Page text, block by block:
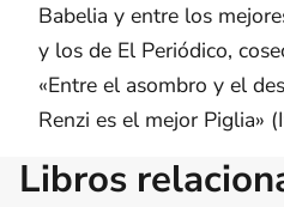
Babelia y entre los
y los de El Periódico,
«Entre el asombro y el
Renzi es el mejor Piglia»
Libros